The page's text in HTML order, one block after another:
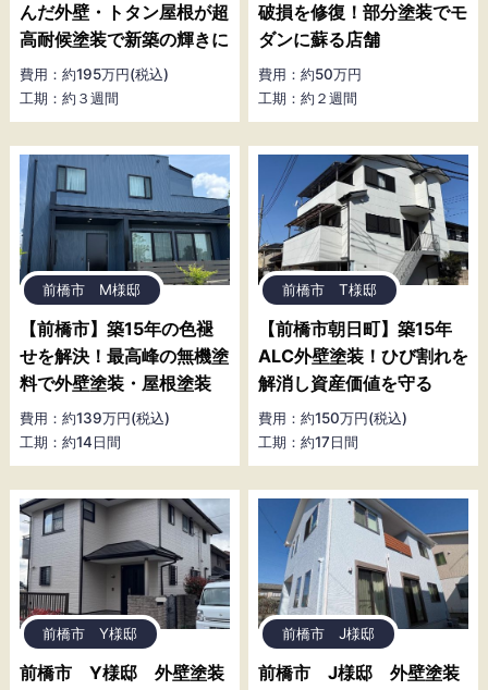
んだ外壁・トタン屋根が超
高耐候塗装で新築の輝きに
費用：約195万円(税込)
工期：約３週間
破損を修復！部分塗装でモ
ダンに蘇る店舗
費用：約50万円
工期：約２週間
前橋市 M様邸
【前橋市】築15年の色褪
せを解決！最高峰の無機塗
料で外壁塗装・屋根塗装
費用：約139万円(税込)
工期：約14日間
前橋市 T様邸
【前橋市朝日町】築15年
ALC外壁塗装！ひび割れを
解消し資産価値を守る
費用：約150万円(税込)
工期：約17日間
前橋市 Y様邸
前橋市 Y様邸 外壁塗装
前橋市 J様邸
前橋市 J様邸 外壁塗装